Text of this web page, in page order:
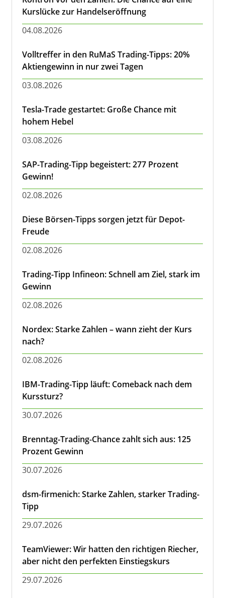
Kurslücke zur Handelseröffnung
04.08.2026
Volltreffer in den RuMaS Trading-Tipps: 20%
Aktiengewinn in nur zwei Tagen
03.08.2026
Tesla-Trade gestartet: Große Chance mit
hohem Hebel
03.08.2026
SAP-Trading-Tipp begeistert: 277 Prozent
Gewinn!
02.08.2026
Diese Börsen-Tipps sorgen jetzt für Depot-
Freude
02.08.2026
Trading-Tipp Infineon: Schnell am Ziel, stark im
Gewinn
02.08.2026
Nordex: Starke Zahlen – wann zieht der Kurs
nach?
02.08.2026
IBM-Trading-Tipp läuft: Comeback nach dem
Kurssturz?
30.07.2026
Brenntag-Trading-Chance zahlt sich aus: 125
Prozent Gewinn
30.07.2026
dsm-firmenich: Starke Zahlen, starker Trading-
Tipp
29.07.2026
TeamViewer: Wir hatten den richtigen Riecher,
aber nicht den perfekten Einstiegskurs
29.07.2026